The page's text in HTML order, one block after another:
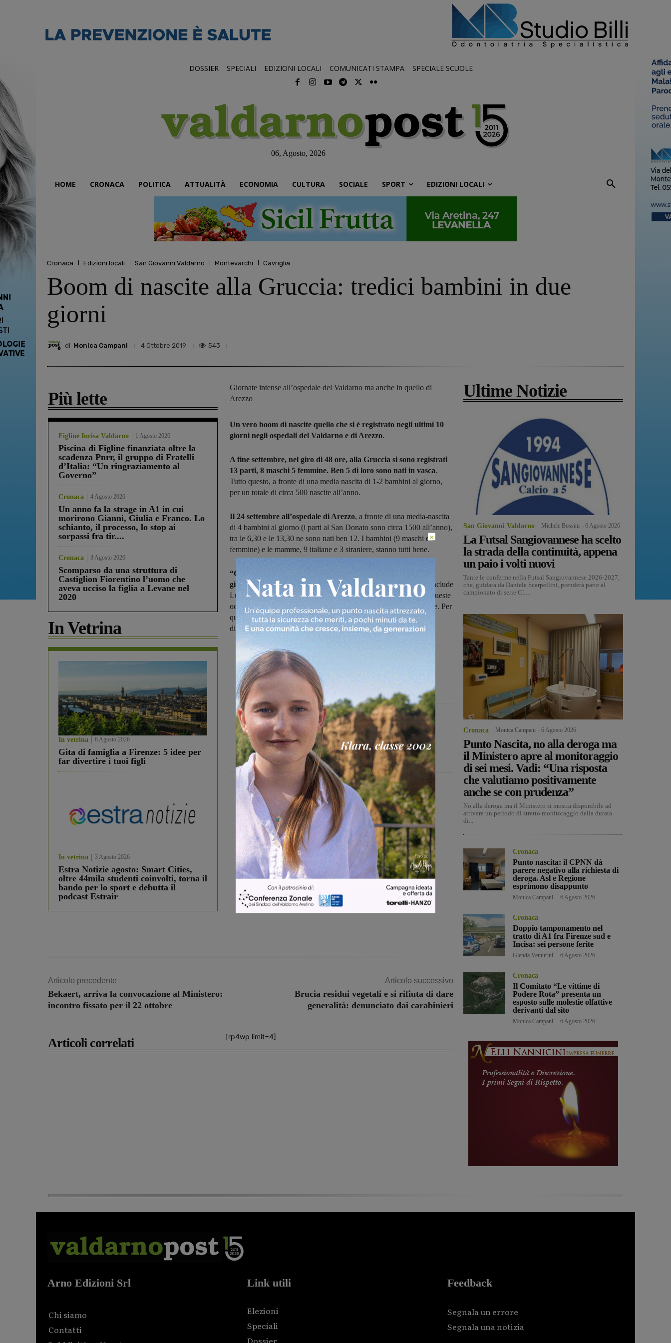
DOSSIER SPECIALI EDIZIONI LOCALI COMUNICATI STAMPA SPECIALE SCUOLE
06, Agosto, 2026
HOME CRONACA POLITICA ATTUALITÀ ECONOMIA CULTURA SOCIALE SPORT EDIZIONI LOCALI
Cronaca Edizioni locali San Giovanni Valdarno Montevarchi Cavriglia
Boom di nascite alla Gruccia: tredici bambini in due
giorni
di Monica Campani 4 Ottobre 2019 543
Più lette
Figline Incisa Valdarno 1 Agosto 2026
Piscina di Figline finanziata oltre la
scadenza Pnrr, il gruppo di Fratelli
d’Italia: “Un ringraziamento al
Governo”
Cronaca 4 Agosto 2026
Un anno fa la strage in A1 in cui
morirono Gianni, Giulia e Franco. Lo
schianto, il processo, lo stop ai
sorpassi fra tir....
Cronaca 3 Agosto 2026
Scomparso da una struttura di
Castiglion Fiorentino l’uomo che
aveva ucciso la figlia a Levane nel
2020
In Vetrina
In vetrina 6 Agosto 2026
Gita di famiglia a Firenze: 5 idee per
far divertire i tuoi figli
In vetrina 3 Agosto 2026
Estra Notizie agosto: Smart Cities,
oltre 44mila studenti coinvolti, torna il
bando per lo sport e debutta il
podcast Estrair
Giornate intense all’ospedale del Valdarno ma anche in quello di
Arezzo
Un vero boom di nascite quello che si è registrato negli ultimi 10
giorni negli ospedali del Valdarno e di Arezzo.
A fine settembre, nel giro di 48 ore, alla Gruccia si sono registrati
13 parti, 8 maschi 5 femmine. Ben 5 di loro sono nati in vasca.
Tutto questo, a fronte di una media nascita di 1-2 bambini al giorno,
per un totale di circa 500 nascite all’anno.
Il 24 settembre all’ospedale di Arezzo, a fronte di una media-nascita
di 4 bambini al giorno (i parti al San Donato sono circa 1500 all’anno),
tra le 6,30 e le 13,30 ne sono nati ben 12. I bambini (9 maschi e 3
femmine) e le mamme, 9 italiane e 3 straniere, stanno tutti bene.
“Queste situazioni ci danno grande soddisfazione e le due
giornate, così intense , sono state davvero belle per tutti noi – conclude
Luca Tafi, direttore della Pediatria della Gruccia – Ovviamente, queste
occasioni chiedono una riorganizzazione del lavoro in tempo reale. Per
questo ringrazio tutto il personale per la flessibilità e la bravura
dimostrate quotidianamente”.
Monica Campani
Direttore
Share
Articolo precedente
Bekaert, arriva la convocazione al Ministero:
incontro fissato per il 22 ottobre
Articolo successivo
Brucia residui vegetali e si rifiuta di dare
generalità: denunciato dai carabinieri
[rp4wp limit=4]
Articoli correlati
Ultime Notizie
San Giovanni Valdarno Michele Bossini 6 Agosto 2026
La Futsal Sangiovannese ha scelto
la strada della continuità, appena
un paio i volti nuovi
Tante le conferme nella Futsal Sangiovannese 2026-2027,
che, guidata da Daniele Scarpellini, prenderà parte al
campionato di serie C1...
Cronaca Monica Campani 6 Agosto 2026
Punto Nascita, no alla deroga ma
il Ministero apre al monitoraggio
di sei mesi. Vadi: “Una risposta
che valutiamo positivamente
anche se con prudenza”
No alla deroga ma il Ministero si mostra disponibile ad
attivare un periodo di stretto monitoraggio della durata
di...
Cronaca
Punto nascita: il CPNN dà
parere negativo alla richiesta di
deroga. Asl e Regione
esprimono disappunto
Monica Campani 6 Agosto 2026
Cronaca
Doppio tamponamento nel
tratto di A1 fra Firenze sud e
Incisa: sei persone ferite
Glenda Venturini 6 Agosto 2026
Cronaca
Il Comitato “Le vittime di
Podere Rota” presenta un
esposto sulle molestie olfattive
derivanti dal sito
Monica Campani 6 Agosto 2026
Arno Edizioni Srl
Chi siamo
Contatti
Link utili
Elezioni
Speciali
Dossier
Feedback
Segnala un errore
Segnala una notizia
×